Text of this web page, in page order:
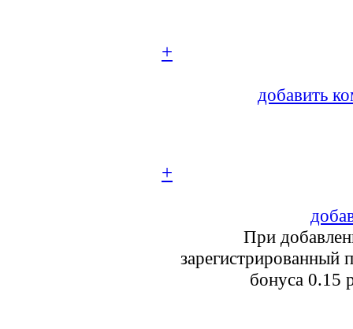
+
добавить
+
При
зарегистрированный
бонуса 0.15